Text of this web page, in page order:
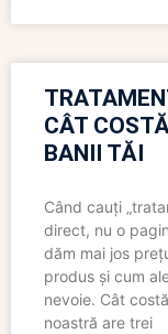
CÂT
BANII TĂI
Când cauți
direct, nu o
dăm mai jos
produs și cum
nevoie. Cât
noastră are trei